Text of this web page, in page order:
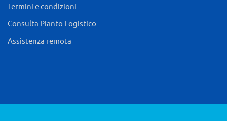
Termini e condizioni
Consulta Pianto Logistico
Assistenza remota